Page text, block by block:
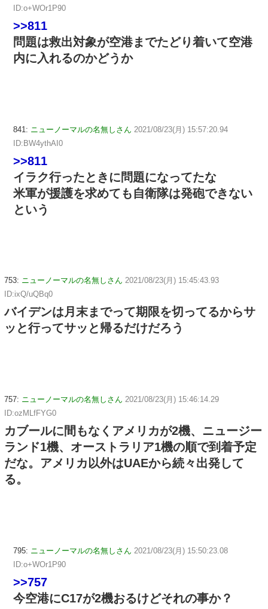
ID:o+WOr1P90
>>811
問題は救出対象が空港までたどり着いて空港
内に入れるのかどうか
841: ニューノーマルの名無しさん 2021/08/23(月) 15:57:20.94
ID:BW4ythAI0
>>811
イラク行ったときに問題になってたな
米軍が援護を求めても自衛隊は発砲できない
という
753: ニューノーマルの名無しさん 2021/08/23(月) 15:45:43.93
ID:ixQ/uQBq0
バイデンは月末までって期限を切ってるからサ
ッと行ってサッと帰るだけだろう
757: ニューノーマルの名無しさん 2021/08/23(月) 15:46:14.29
ID:ozMLfFYG0
カブールに間もなくアメリカが2機、ニュージー
ランド1機、オーストラリア1機の順で到着予定
だな。アメリカ以外はUAEから続々出発して
る。
795: ニューノーマルの名無しさん 2021/08/23(月) 15:50:23.08
ID:o+WOr1P90
>>757
今空港にC17が2機おるけどそれの事か？